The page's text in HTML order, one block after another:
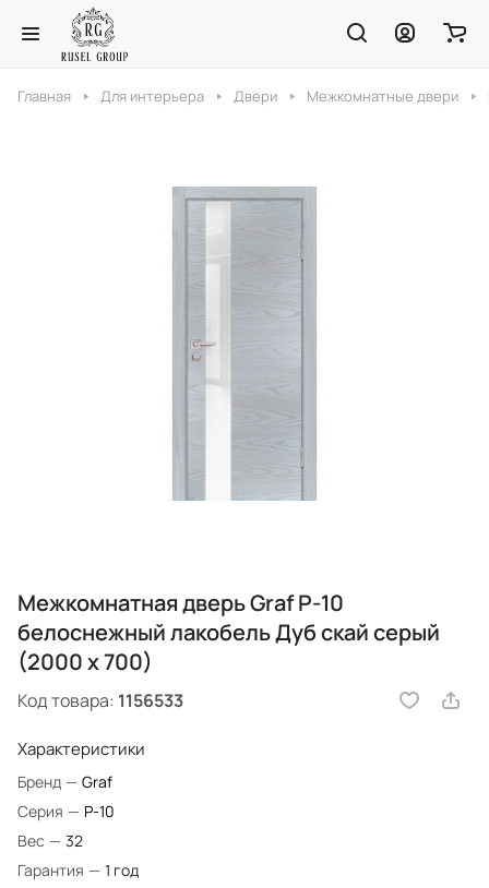
Главная Для интерьера Двери Межкомнатные двери
Межкомнатная дверь Graf P-10
белоснежный лакобель Дуб скай серый
(2000 х 700)
Код товара: 1156533
Характеристики
Бренд — Graf
Серия — P-10
Вес — 32
Гарантия — 1 год